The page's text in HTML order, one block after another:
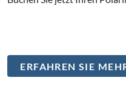
ERFAHREN SIE